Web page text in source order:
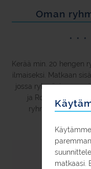
matkaasi.
Oman
* * *
Kerää min. 20 hengen
ilmaiseksi. Matkaan
jossa ryhmäsi
ja Rodoksen
ryhmäetu! (Huom!